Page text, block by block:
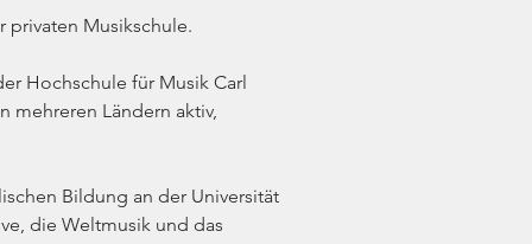
privaten Musikschule.
Hochschule für Musik Carl
mehreren Ländern aktiv,
Bildung an der Universität
die Weltmusik und das